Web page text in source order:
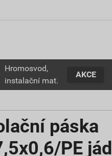
Hromosvod,
instalační mat.
AKCE
páska
PE